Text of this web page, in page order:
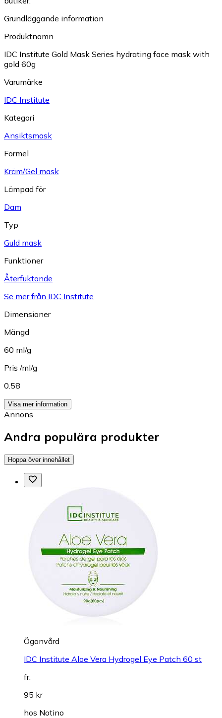
Grundläggande information
Produktnamn
IDC Institute Gold Mask Series hydrating face mask with
gold 60g
Varumärke
IDC Institute
Kategori
Ansiktsmask
Formel
Kräm/Gel mask
Lämpad för
Dam
Typ
Guld mask
Funktioner
Återfuktande
Se mer från IDC Institute
Dimensioner
Mängd
60 ml/g
Pris /ml/g
0.58
Visa mer information
Annons
Andra populära produkter
Hoppa över innehållet
Ögonvård
IDC Institute Aloe Vera Hydrogel Eye Patch 60 st
fr.
95 kr
hos Notino